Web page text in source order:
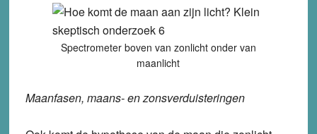
Spectrometer boven van zonlicht onder van
maanlicht
Maanfasen, maans- en zonsverduisteringen